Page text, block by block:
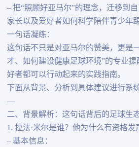
– 把“照顾好亚马尔”的理念，迁移到自
家长以及爱好者如何科学陪伴青少年踢
一句话凝练：
这句话不只是对亚马尔的赞美，更是
才、如何建设健康足球环境”的专业
好者都可以行动起来的实践指南。
下面从背景、分析到具体建议进行系
—
二、背景解析：这句话背后的足球生
1. 拉法·米尔是谁？他为什么有资格发
– 基本信息：